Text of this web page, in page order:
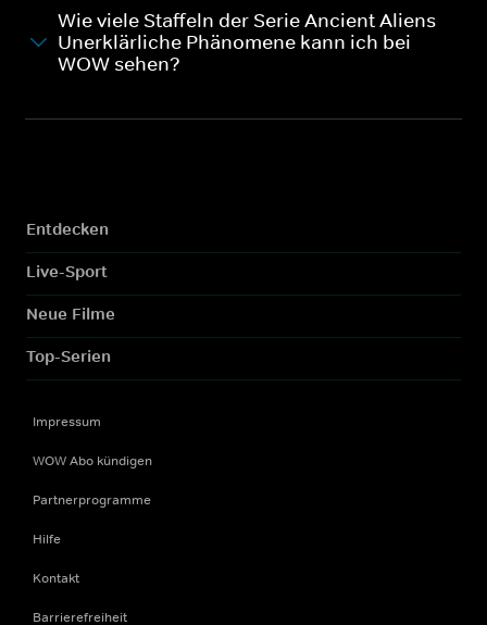
Wie viele Staffeln der Serie Ancient Aliens -
Unerklärliche Phänomene kann ich bei
WOW sehen?
Entdecken
Live-Sport
Neue Filme
Top-Serien
Impressum
WOW Abo kündigen
Partnerprogramme
Hilfe
Kontakt
Barrierefreiheit